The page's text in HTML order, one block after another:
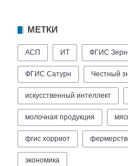
МЕТКИ
АСП ИТ ФГИС
ФГИС Сатурн Честный
искусственный интеллект
молочная продукция
фгис хорриот
экономика